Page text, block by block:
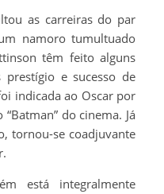
as carreiras do par
namoro tumultuado
têm feito alguns
e sucesso de
indicada ao Oscar por
do cinema. Já
tornou-se coadjuvante
está integralmente